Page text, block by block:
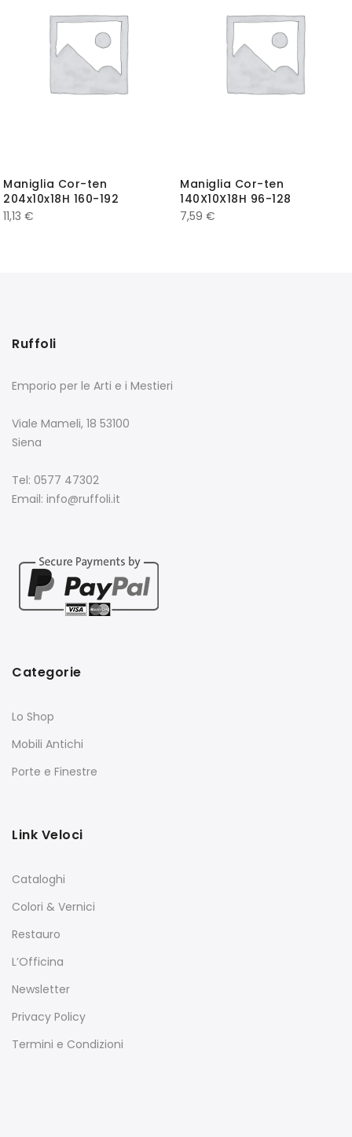
Maniglia Cor-ten
204x10x18H 160-192
11,13 €
Maniglia Cor-ten
140X10X18H 96-128
7,59 €
Ruffoli
Emporio per le Arti e i Mestieri
Viale Mameli, 18 53100
Siena
Tel: 0577 47302
Email: info@ruffoli.it
Categorie
Lo Shop
Mobili Antichi
Porte e Finestre
Link Veloci
Cataloghi
Colori & Vernici
Restauro
L’Officina
Newsletter
Privacy Policy
Termini e Condizioni